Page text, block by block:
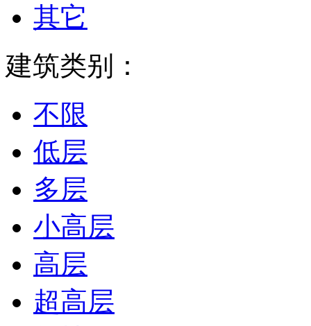
其它
建筑类别：
不限
低层
多层
小高层
高层
超高层